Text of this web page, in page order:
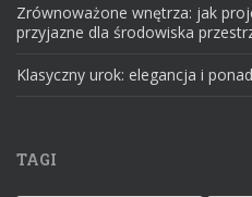
Zrównoważone wnętrza: jak
przyjazne dla środowiska
Klasyczny urok: elegancja i
TAGI